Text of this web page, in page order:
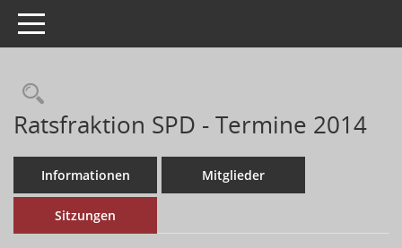
Toggle navigation
Ratsfraktion SPD - Termine 2014
Informationen Mitglieder
Sitzungen